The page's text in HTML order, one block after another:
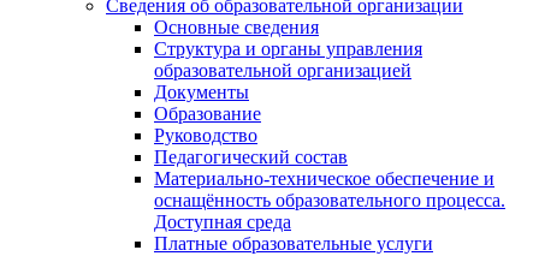
Сведения об образовательной организации
Основные сведения
Структура и органы управления
образовательной организацией
Документы
Образование
Руководство
Педагогический состав
Материально-техническое обеспечение и
оснащённость образовательного процесса.
Доступная среда
Платные образовательные услуги